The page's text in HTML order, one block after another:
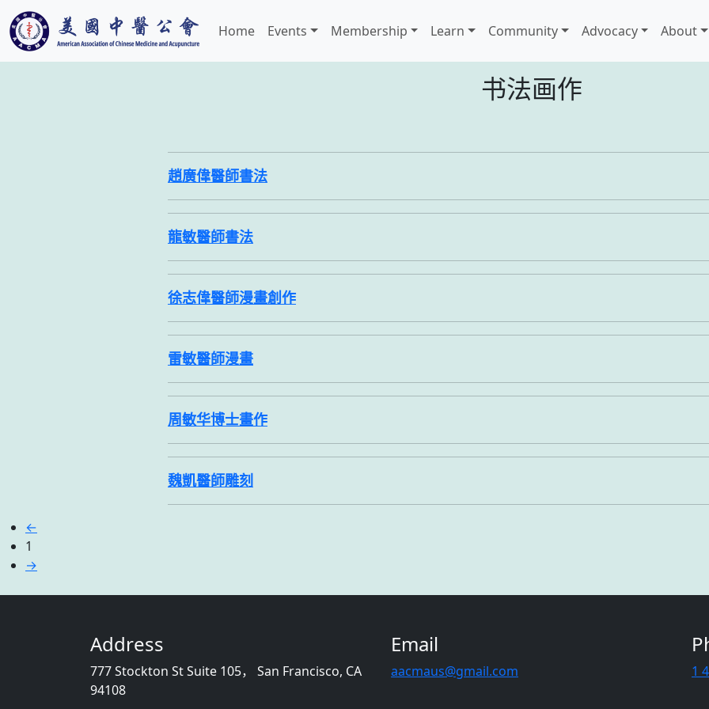
Home Events Membership Learn Community Advocacy About
书法画作
趙廣偉醫師書法
龍敏醫師書法
徐志偉醫師漫畫創作
雷敏醫師漫畫
周敏华博士畫作
魏凱醫師雕刻
←
1
→
Address
777 Stockton St Suite 105， San Francisco, CA
94108
Email
aacmaus@gmail.com 1